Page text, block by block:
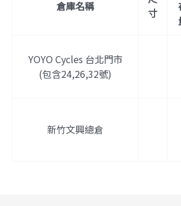
倉庫名稱
寸
YOYO Cycles 台北門市
(包含24,26,32號)
新竹文興總倉